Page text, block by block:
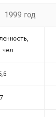
1999 год
чел.